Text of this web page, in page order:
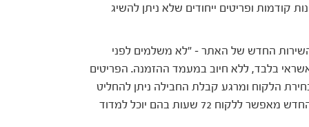
קודמות ופריטים ייחודים שלא ניתן להשיג
החדש של האתר – "לא משלמים לפני
בלבד, ללא חיוב במעמד ההזמנה. הפריטים
לבחירת הלקוח ומרגע קבלת החבילה ניתן להחליט
אילו פריטים רוכשים ואילו פריטים מחזירים. השירות החדש מאפשר ללקוח 72 שעות בהם יוכל למדוד